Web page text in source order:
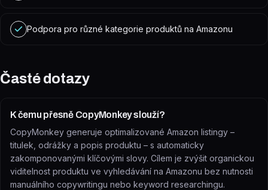
Podpora pro různé kategorie produktů na Amazonu
Časté dotazy
K čemu přesně CopyMonkey slouží?
CopyMonkey generuje optimalizované Amazon listingy –
titulek, odrážky a popis produktu – s automaticky
zakomponovanými klíčovými slovy. Cílem je zvýšit organickou
viditelnost produktu ve vyhledávání na Amazonu bez nutnosti
manuálního copywritingu nebo keyword researchingu.